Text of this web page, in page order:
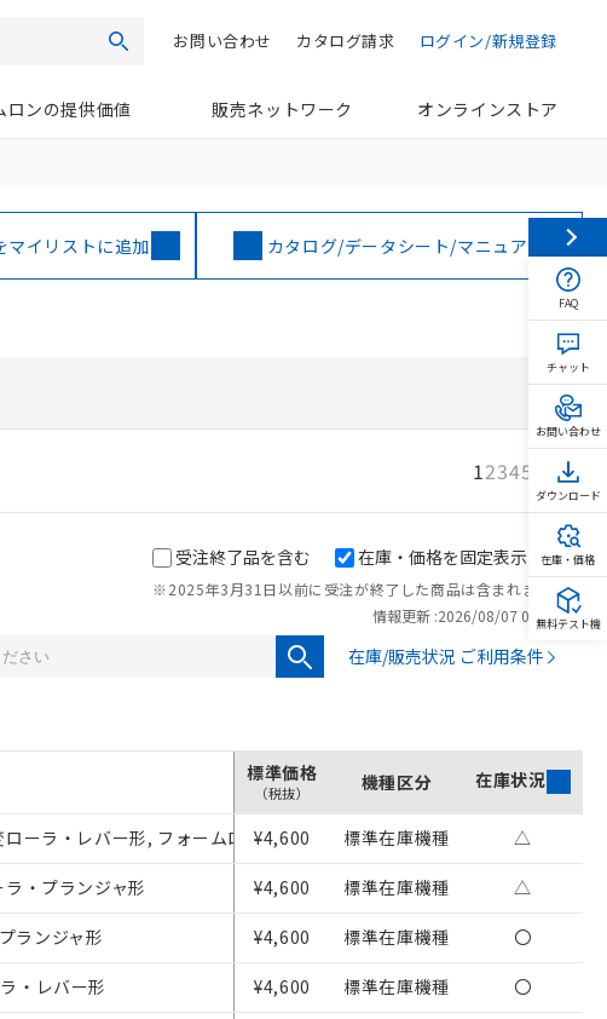
検索 ログイン/新規登録
カタログ請求
お問い合わせ
ロンの提供価値 販売ネットワーク オンラインストア
マイリストに追加 カタログ/データシート/マニュアル
12345 次へ
受注終了品を含む
※2025年3月31日以前に受注が終了した商品は含まれません。
在庫・価格を固定表示
情報更新 :2026/08/07 00:00
在庫/販売状況 ご利用条件
標準価格
（税抜） 機種区分 在庫状況
ラ・レバー形, フォームロックタイプ（金属レバー、樹脂ローラ）
¥4,600 標準在庫機種 △
・プランジャ形 ¥4,600 標準在庫機種 △
ランジャ形 ¥4,600 標準在庫機種 〇
・レバー形 ¥4,600 標準在庫機種 〇
FAQ
チャット
お問い合わせ
ダウンロード
在庫・価格
無料テスト機